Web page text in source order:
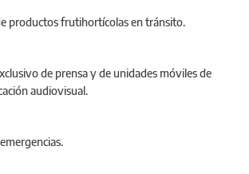
productos frutihortícolas en tránsito.
de prensa y de unidades móviles de
audiovisual.